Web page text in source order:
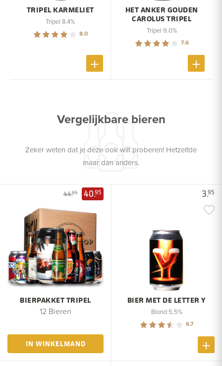
TRIPEL KARMELIET
Tripel 8.4%
8.0
HET ANKER GOUDEN
CAROLUS TRIPEL
Tripel 9.0%
7.6
Vergelijkbare bieren
Zeker weten dat je deze ook wilt proberen! Hetzelfde
maar dan anders.
44.95 40.95
BIERPAKKET TRIPEL
12 Bieren
IN WINKELMAND
3.95
BIER MET DE LETTER Y
Blond 5,5%
6.7